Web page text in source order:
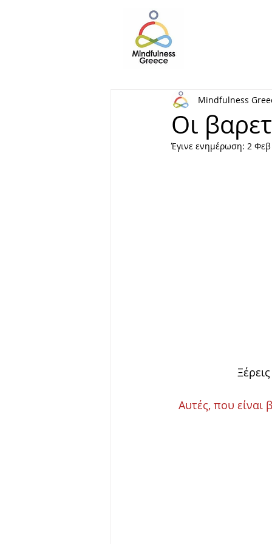
Οι
Mindfulness
Έγινε ενημέρωση: 2
Αυτές, που είναι